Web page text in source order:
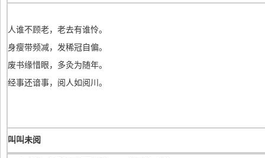
人谁不顾老，老去有谁怜。
身瘦带频减，发稀冠自偏。
废书缘惜眼，多灸为随年。
经事还谙事，阅人如阅川。
叫叫未阅